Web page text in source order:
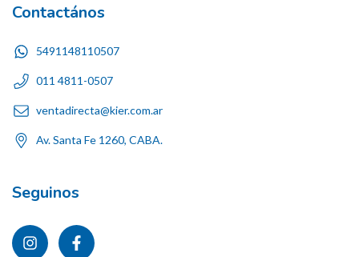
Contactános
5491148110507
011 4811-0507
ventadirecta@kier.com.ar
Av. Santa Fe 1260, CABA.
Seguinos